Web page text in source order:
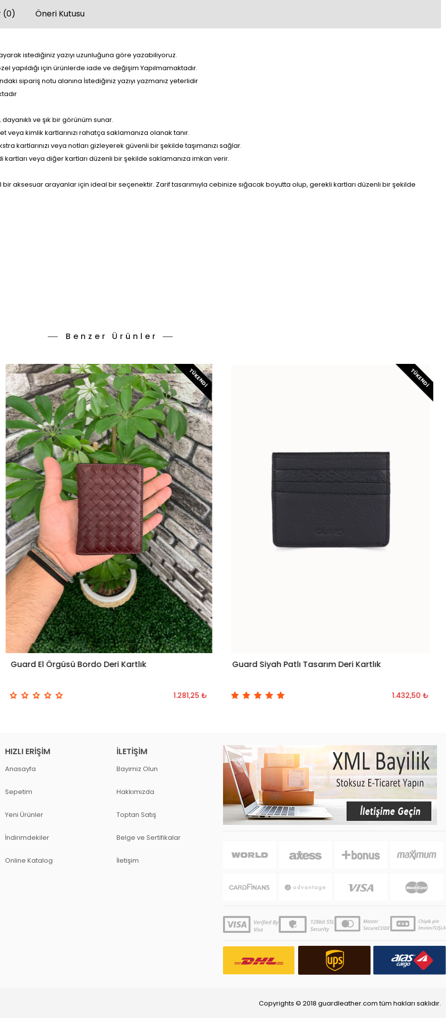
(0) Öneri Kutusu
istediğiniz yazıyı uzunluğuna göre yazabiliyoruz.
için ürünlerde iade ve değişim Yapılmamaktadır.
sipariş notu alanına İstediğiniz yazıyı yazmanız yeterlidir
ve şık bir görünüm sunar.
kimlik kartlarınızı rahatça saklamanıza olanak tanır.
kartlarınızı veya notları gizleyerek güvenli bir şekilde taşımanızı sağlar.
veya diğer kartları düzenli bir şekilde saklamanıza imkan verir.
bir aksesuar arayanlar için ideal bir seçenektir. Zarif tasarımıyla cebinize sığacak boyutta olup, gerekli kartları düzenli bir şekilde
Benzer Ürünler
TÜKENDI
Guard El Örgüsü Bordo Deri Kartlık
1.281,25 ₺
TÜKENDI
Guard Siyah Patlı Tasarım Deri Kartlık
1.432,50 ₺
HIZLI ERIŞIM
Anasayfa
Sepetim
Yeni Ürünler
İndirimdekiler
Online Katalog
İLETIŞIM
Bayimiz Olun
Hakkımızda
Toptan Satış
Belge ve Sertifikalar
İletişim
Copyrights © 2018 guardleather.com tüm hakları saklıdır.